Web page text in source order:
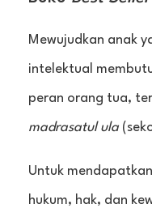
Mewujudkan anak
intelektual
peran orang tua,
madrasatul ula
Untuk
hukum, hak, dan